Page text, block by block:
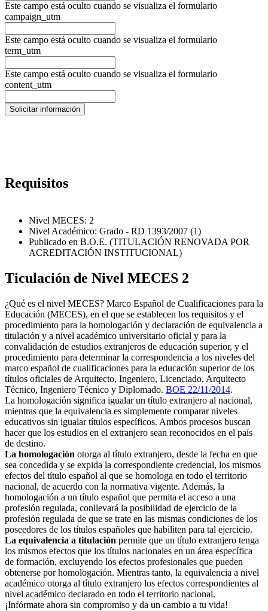
Este campo está oculto cuando se visualiza el formulario
campaign_utm
Este campo está oculto cuando se visualiza el formulario
term_utm
Este campo está oculto cuando se visualiza el formulario
content_utm
Requisitos
Nivel MECES: 2
Nivel Académico: Grado - RD 1393/2007 (1)
Publicado en B.O.E. (TITULACIÓN RENOVADA POR
ACREDITACIÓN INSTITUCIONAL)
Ticulación de Nivel MECES 2
¿Qué es el nivel MECES? Marco Español de Cualificaciones para la
Educación (MECES), en el que se establecen los requisitos y el
procedimiento para la homologación y declaración de equivalencia a
titulación y a nivel académico universitario oficial y para la
convalidación de estudios extranjeros de educación superior, y el
procedimiento para determinar la correspondencia a los niveles del
marco español de cualificaciones para la educación superior de los
títulos oficiales de Arquitecto, Ingeniero, Licenciado, Arquitecto
Técnico, Ingeniero Técnico y Diplomado. BOE 22/11/2014.
La homologación significa igualar un título extranjero al nacional,
mientras que la equivalencia es simplemente comparar niveles
educativos sin igualar títulos específicos. Ambos procesos buscan
hacer que los estudios en el extranjero sean reconocidos en el país
de destino.
La homologación otorga al título extranjero, desde la fecha en que
sea concedida y se expida la correspondiente credencial, los mismos
efectos del título español al que se homologa en todo el territorio
nacional, de acuerdo con la normativa vigente. Además, la
homologación a un título español que permita el acceso a una
profesión regulada, conllevará la posibilidad de ejercicio de la
profesión regulada de que se trate en las mismas condiciones de los
poseedores de los títulos españoles que habiliten para tal ejercicio.
La equivalencia a titulación permite que un título extranjero tenga
los mismos efectos que los títulos nacionales en un área específica
de formación, excluyendo los efectos profesionales que pueden
obtenerse por homologación. Mientras tanto, la equivalencia a nivel
académico otorga al título extranjero los efectos correspondientes al
nivel académico declarado en todo el territorio nacional.
¡Infórmate ahora sin compromiso y da un cambio a tu vida!